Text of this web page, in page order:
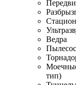
Ведра
тип)